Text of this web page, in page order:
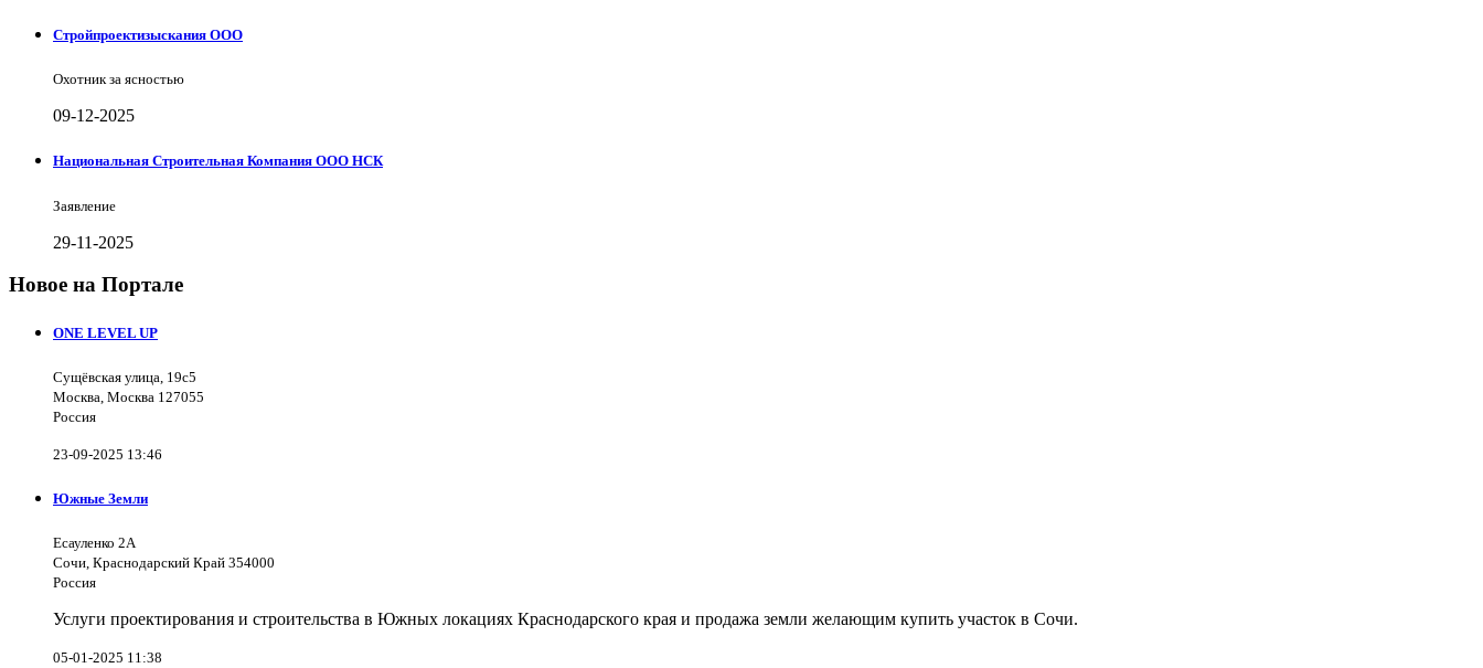
Стройпроектизыскания ООО
Охотник за ясностью
09-12-2025
Национальная Строительная Компания ООО НСК
Заявление
29-11-2025
Новое на Портале
ONE LEVEL UP
Сущёвская улица, 19с5
Москва, Москва 127055
Россия
23-09-2025 13:46
Южные Земли
Есауленко 2А
Сочи, Краснодарский Край 354000
Россия
Услуги проектирования и строительства в Южных локациях Краснодарского края и продажа земли желающим купить участок в Сочи.
05-01-2025 11:38